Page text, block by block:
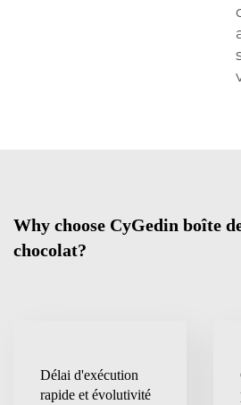
Why choose CyGedin boîte
chocolat?
Délai d'exécution
rapide et évolutivité